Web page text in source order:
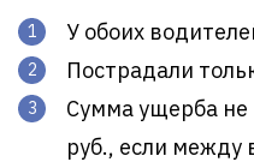
У обоих
Пострадали
Сумма ущерба
руб., если между